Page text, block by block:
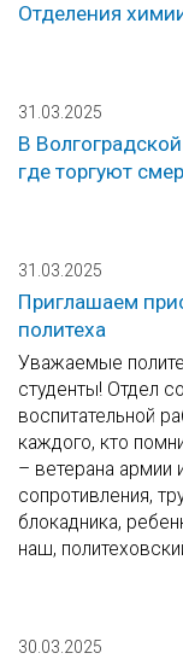
Отделения
31.03.2025
В
где торгуют
31.03.2025
Приглашаем
политеха
Уважаемые
студенты! Отдел
воспитательной
каждого, кто
– ветерана армии
сопротивления,
блокадника,
наш,
30.03.2025